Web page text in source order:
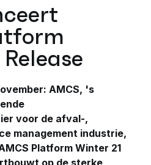
AMCS, 's
voor de afval-,
management industrie,
Platform Winter 21
op de sterke